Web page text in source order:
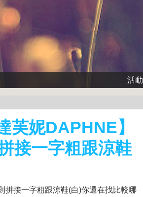
活動
芙妮DAPHNE】
接一字粗跟涼鞋
拼接一字粗跟涼鞋(白)你還在找比較哪